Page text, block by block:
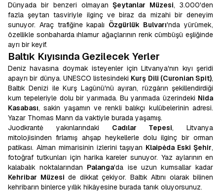
Dünyada bir benzeri olmayanŞeytanlar Müzesi, 3.000'den
fazla şeytan tasviriyle ilginç ve biraz da mizahi bir deneyim
sunuyor. Araç trafiğine kapalı Özgürlük Bulvarı'nda yürümek,
özellikle sonbaharda ıhlamur ağaçlarının renk cümbüşü eşliğinde
ayrı bir keyif.
Baltık Kıyısında Gezilecek Yerler
Deniz havasına doymak isteyenler için Litvanya'nın kıyı şeridi
apayrı bir dünya. UNESCO listesindeki Kurş Dili (Curonian Spit),
Baltık Denizi ile Kurş Lagünü'nü ayıran, rüzgârın şekillendirdiği
kum tepeleriyle dolu bir yarımada. Bu yarımada üzerindeki Nida
Kasabası, sakin yaşamın ve renkli balıkçı kulübelerinin adresi.
Yazar Thomas Mann da vaktiyle burada yaşamış.
Juodkrantė yakınlarındaki Cadılar Tepesi, Litvanya
mitolojisinden fırlamış ahşap heykellerle dolu ilginç bir orman
patikası. Alman mimarisinin izlerini taşıyan Klaipėda Eski Şehir,
fotoğraf tutkunları için harika kareler sunuyor. Yaz aylarının en
kalabalık noktalarından Palanga'da ise uzun kumsallar kadar
Kehribar Müzesi de dikkat çekiyor. Baltık Altını olarak bilinen
kehribarın binlerce yıllık hikâyesine burada tanık oluyorsunuz.